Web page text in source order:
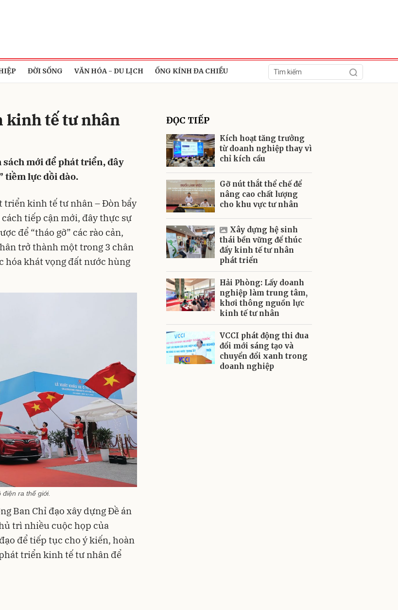
ĐỜI SỐNG VĂN HÓA - DU LỊCH ỐNG KÍNH ĐA CHIỀU
kinh tế tư nhân
mới để phát triển, đây
tiềm lực dồi dào.
triển kinh tế tư nhân – Đòn bẩy
tiếp cận mới, đây thực sự
để “tháo gỡ” các rào cản,
trở thành một trong 3 chân
hóa khát vọng đất nước hùng
điện ra thế giới.
Ban Chỉ đạo xây dựng Đề án
trì nhiều cuộc họp của
để tiếp tục cho ý kiến, hoàn
triển kinh tế tư nhân để
ĐỌC TIẾP
Kích hoạt tăng trưởng
từ doanh nghiệp thay vì
chỉ kích cầu
Gỡ nút thắt thể chế để
nâng cao chất lượng
cho khu vực tư nhân
Xây dựng hệ sinh
thái bền vững để thúc
đẩy kinh tế tư nhân
phát triển
Hải Phòng: Lấy doanh
nghiệp làm trung tâm,
khơi thông nguồn lực
kinh tế tư nhân
VCCI phát động thi đua
đổi mới sáng tạo và
chuyển đổi xanh trong
doanh nghiệp
Gửi